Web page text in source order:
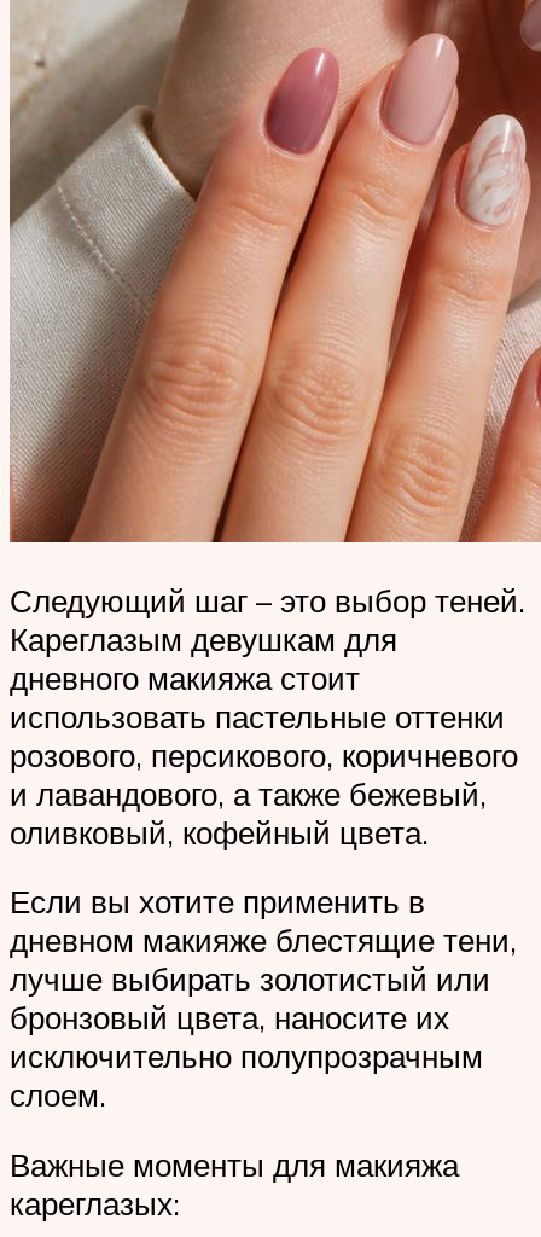
Следующий шаг – это выбор теней.
Кареглазым девушкам для
дневного макияжа стоит
использовать пастельные оттенки
розового, персикового, коричневого
и лавандового, а также бежевый,
оливковый, кофейный цвета.
Если вы хотите применить в
дневном макияже блестящие тени,
лучше выбирать золотистый или
бронзовый цвета, наносите их
исключительно полупрозрачным
слоем.
Важные моменты для макияжа
кареглазых: